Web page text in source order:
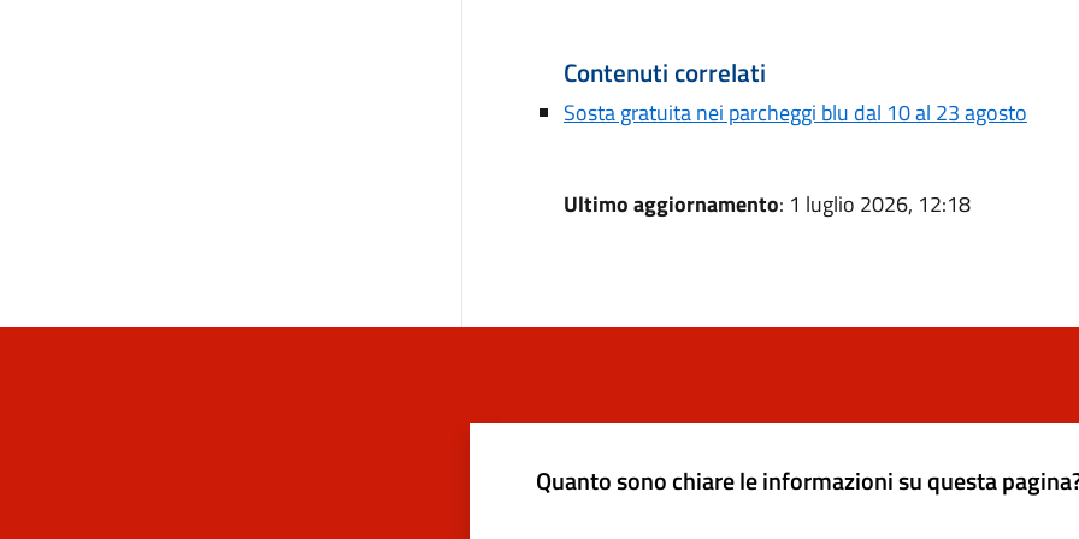
Contenuti correlati
Sosta gratuita nei parcheggi blu dal 10 al 23 agosto
Ultimo aggiornamento: 1 luglio 2026, 12:18
Quanto sono chiare le informazioni su questa